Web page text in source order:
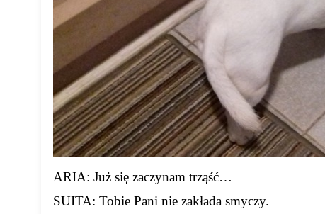
ARIA: Już się zaczynam trząść…
SUITA: Tobie Pani nie zakłada smyczy.